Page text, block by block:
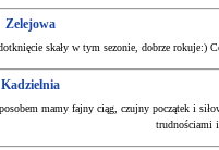
Zelejowa
skały w tym sezonie, dobrze rokuje:)
Kadzielnia
mamy fajny ciąg, czujny początek i
trudnościami